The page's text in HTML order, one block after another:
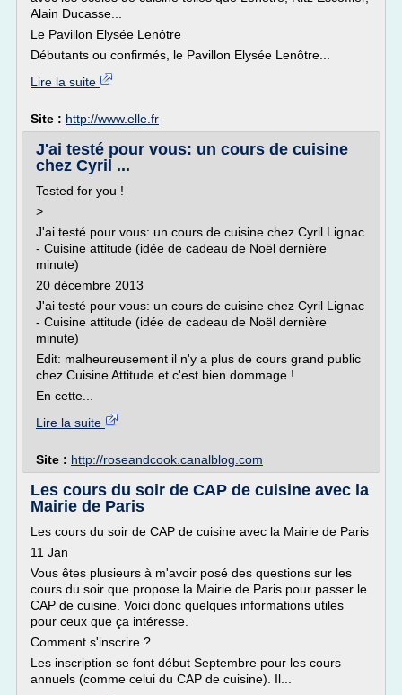
Alain Ducasse...
Le Pavillon Elysée Lenôtre
Débutants ou confirmés, le Pavillon Elysée Lenôtre...
Lire la suite
Site : http://www.elle.fr
J'ai testé pour vous: un cours de cuisine
chez Cyril ...
Tested for you !
>
J'ai testé pour vous: un cours de cuisine chez Cyril Lignac
- Cuisine attitude (idée de cadeau de Noël dernière
minute)
20 décembre 2013
J'ai testé pour vous: un cours de cuisine chez Cyril Lignac
- Cuisine attitude (idée de cadeau de Noël dernière
minute)
Edit: malheureusement il n'y a plus de cours grand public
chez Cuisine Attitude et c'est bien dommage !
En cette...
Lire la suite
Site : http://roseandcook.canalblog.com
Les cours du soir de CAP de cuisine avec la
Mairie de Paris
Les cours du soir de CAP de cuisine avec la Mairie de Paris
11 Jan
Vous êtes plusieurs à m'avoir posé des questions sur les
cours du soir que propose la Mairie de Paris pour passer le
CAP de cuisine. Voici donc quelques informations utiles
pour ceux que ça intéresse.
Comment s'inscrire ?
Les inscription se font début Septembre pour les cours
annuels (comme celui du CAP de cuisine). Il...